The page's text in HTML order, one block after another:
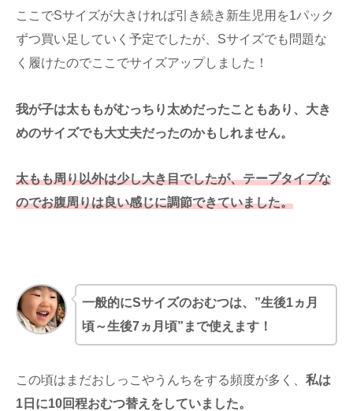
ここでSサイズが大きければ引き続き新生児用を1パック
ずつ買い足していく予定でしたが、Sサイズでも問題な
く履けたのでここでサイズアップしました！
我が子は太ももがむっちり太めだったこともあり、大き
めのサイズでも大丈夫だったのかもしれません。
太もも周り以外は少し大き目でしたが、テープタイプな
のでお腹周りは良い感じに調節できていました。
一般的にSサイズのおむつは、”生後1ヵ月
頃～生後7ヵ月頃”まで使えます！
この頃はまだおしっこやうんちをする頻度が多く、 私は
1日に10回程おむつ替えをしていました。